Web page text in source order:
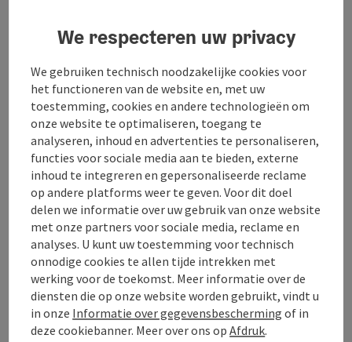
Ligging
Geschiktheid
Toegankelijkheid
Meer ontdekken
Bijdrage aankruisen
Naar favorieten
Bijdrage printen
In de buurt
We respecteren uw privacy
We gebruiken technisch noodzakelijke cookies voor
het functioneren van de website en, met uw
toestemming, cookies en andere technologieën om
onze website te optimaliseren, toegang te
analyseren, inhoud en advertenties te personaliseren,
functies voor sociale media aan te bieden, externe
inhoud te integreren en gepersonaliseerde reclame
op andere platforms weer te geven. Voor dit doel
delen we informatie over uw gebruik van onze website
met onze partners voor sociale media, reclame en
analyses. U kunt uw toestemming voor technisch
onnodige cookies te allen tijde intrekken met
werking voor de toekomst. Meer informatie over de
diensten die op onze website worden gebruikt, vindt u
in onze Informatie over gegevensbescherming of in
deze cookiebanner. Meer over ons opAfdruk.